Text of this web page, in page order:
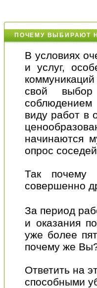
ПОЧЕМУ ВЫБИРАЮТ
В условиях
и услуг,
свой
виду работ в
начинаются
опрос
Так почему
совершенно
За период
и оказания
уже более
почему же
Ответить на
способными